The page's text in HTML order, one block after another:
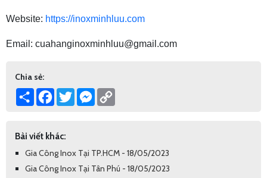
Website: https://inoxminhluu.com
Email: cuahanginoxminhluu@gmail.com
Chia sẻ:
Share Facebook
TwitterMessenger
Bài viết khác:
Gia Công Inox Tại TP.HCM - 18/05/2023
Gia Công Inox Tại Tân Phú - 18/05/2023